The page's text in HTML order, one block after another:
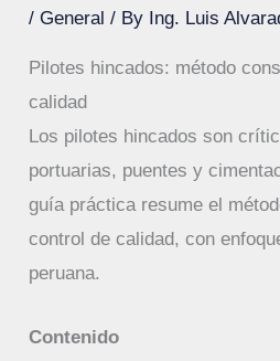
/General / By Ing. Luis
Pilotes hincados: método
calidad
Los pilotes hincados son
portuarias, puentes y
guía práctica resume el
control de calidad, con
peruana.
Contenido